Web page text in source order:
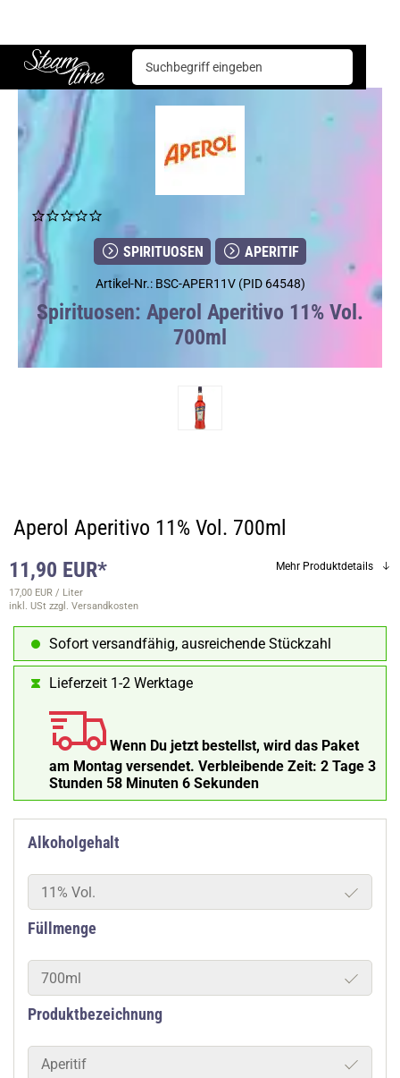
Steam time
Spirituosen Aperitif Aperol Aperitivo 11% Vol. 700ml
SPIRITUOSEN APERITIF
Artikel-Nr.: BSC-APER11V (PID 64548)
Spirituosen: Aperol Aperitivo 11% Vol.
700ml
Aperol Aperitivo 11% Vol. 700ml
11,90 EUR*
17,00 EUR / Liter
inkl. USt zzgl. Versandkosten
Mehr Produktdetails
Sofort versandfähig, ausreichende Stückzahl
Lieferzeit 1-2 Werktage
Wenn Du jetzt bestellst, wird das Paket
am Montag versendet. Verbleibende Zeit: 2 Tage 3
Stunden 58 Minuten 5 Sekunden
Alkoholgehalt
11% Vol.
Füllmenge
700ml
Produktbezeichnung
Aperitif